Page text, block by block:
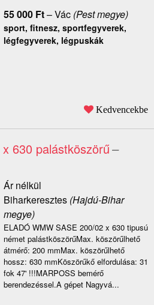
55 000 Ft–Vác(Pest megye)
sport, fitnesz, sportfegyverek,
légfegyverek, légpuskák
Kedvencekbe
630 palástköszörű–
Ár nélkül
Biharkeresztes(Hajdú-Bihar
megye)
ELADÓ WMW SASE 200/02 x 630 tipusú
német palástköszörűMax. köszörűlhető
átmérő: 200 mmMax. köszörűlhető
hossz: 630 mmKöszörűkő elfordulása: 31
fok 47' !!!MARPOSS bemérő
berendezéssel.A gépet Nagyvá...